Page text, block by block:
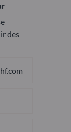
des